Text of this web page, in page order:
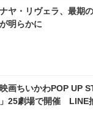
ヤ・リヴェラ、最期
明らかに
映画ちいかわPOP UP
25劇場で開催 LINE